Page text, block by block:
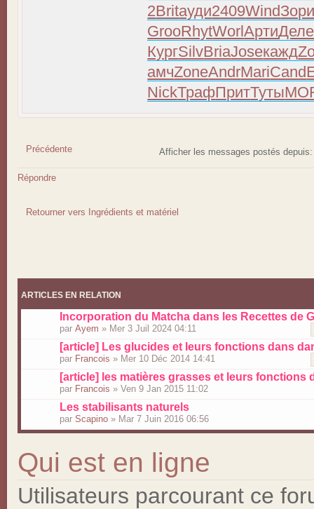
2Britауди2409Wind
GrooRhytWorlАртиДеле
КургSilvBriaJoseкажд
амчZoneAndrMariCand
NickТрафПритТуты
Précédente Afficher les messages postés
Répondre
Retourner vers Ingrédients et matériel
ARTICLES EN RELATION
Incorporation du Matcha dans les Recettes de
par Ayem » Mer 3 Juil 2024 04:11
[article] Les glucides et leurs fonctions dans
par Francois » Mer 10 Déc 2014 14:41
[article] les matières grasses et leurs fonctions
par Francois » Ven 9 Jan 2015 11:02
Les stabilisants naturels
par Scapino » Mar 7 Juin 2016 06:56
Qui est en ligne
Utilisateurs parcourant ce